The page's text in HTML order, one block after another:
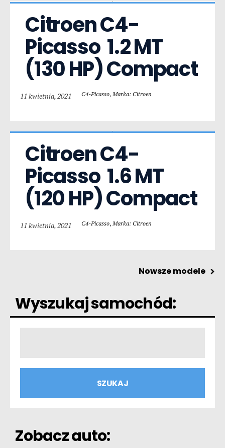
Citroen C4-
Picasso  1.2 MT
(130 HP) Compact
11 kwietnia, 2021 C4-Picasso, Marka: Citroen
Citroen C4-
Picasso  1.6 MT
(120 HP) Compact
11 kwietnia, 2021 C4-Picasso, Marka: Citroen
Nowsze modele
Wyszukaj samochód:
Zobacz auto: